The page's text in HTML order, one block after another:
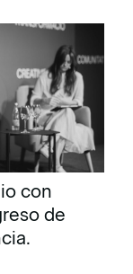
con
de